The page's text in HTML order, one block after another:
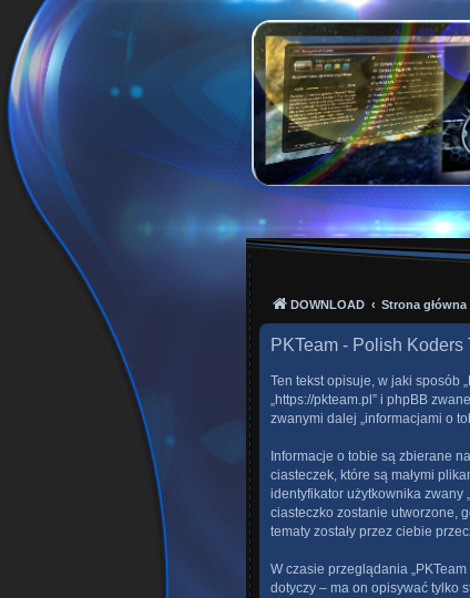
PKTeam - Polish
Hyperion, Enigma, E2, PKT, listy
DOWNLOAD Strona główna
PKTeam - Polish
Ten tekst opisuje, w jaki sposób
„https://pkteam.pl” i phpBB
zwanymi dalej „informacjami o
Informacje o tobie są zbierane
ciasteczek, które są małymi
identyfikator użytkownika zwany
ciasteczko zostanie utworzone,
tematy zostały przez ciebie
W czasie przeglądania
dotyczy – ma on opisywać tylko